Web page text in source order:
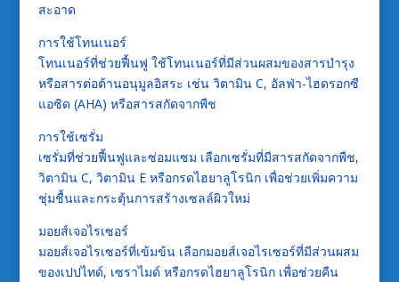
สะอาด
การใช้โทนเนอร์
โทนเนอร์ที่ช่วยฟื้นฟู ใช้โทนเนอร์ที่มีส่วนผสมของสารบำรุง
หรือสารต่อต้านอนุมูลอิสระ เช่น วิตามิน C, อัลฟ่า-ไฮดรอกซี
แอซิด (AHA) หรือสารสกัดจากพืช
การใช้เซรั่ม
เซรั่มที่ช่วยฟื้นฟูและซ่อมแซม เลือกเซรั่มที่มีสารสกัดจากพืช,
วิตามิน C, วิตามิน E หรือกรดไฮยาลูโรนิก เพื่อช่วยเพิ่มความ
ชุ่มชื้นและกระตุ้นการสร้างเซลล์ผิวใหม่
มอยส์เจอไรเซอร์
มอยส์เจอไรเซอร์ที่เข้มข้น เลือกมอยส์เจอไรเซอร์ที่มีส่วนผสม
ของเปปไทด์, เซราไมด์ หรือกรดไฮยาลูโรนิก เพื่อช่วยคืน